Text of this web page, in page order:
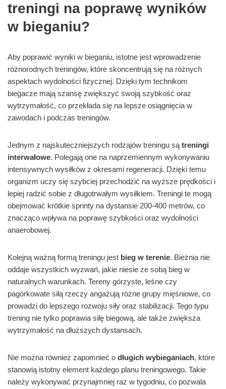
treningi na poprawę wyników
w bieganiu?
Aby poprawić wyniki w bieganiu, istotne jest wprowadzenie
różnorodnych treningów, które skoncentrują się na różnych
aspektach wydolności fizycznej. Dzięki tym technikom
biegacze mają szansę zwiększyć swoją szybkość oraz
wytrzymałość, co przekłada się na lepsze osiągnięcia w
zawodach i podczas treningów.
Jednym z najskuteczniejszych rodzajów treningu sątreningi
interwałowe. Polegają one na naprzemiennym wykonywaniu
intensywnych wysiłków z okresami regeneracji. Dzięki temu
organizm uczy się szybciej przechodzić na wyższe prędkości i
lepiej radzić sobie z długotrwałym wysiłkiem. Treningi te mogą
obejmować krótkie sprinty na dystansie 200-400 metrów, co
znacząco wpływa na poprawę szybkości oraz wydolności
anaerobowej.
Kolejną ważną formą treningu jest bieg w terenie. Bieżnia nie
oddaje wszystkich wyzwań, jakie niesie ze sobą bieg w
naturalnych warunkach. Tereny górzyste, leśne czy
pagórkowate siłą rzeczy angażują różne grupy mięśniowe, co
prowadzi do lepszego rozwoju siły oraz stabilizacji. Tego typu
trening nie tylko poprawia siłę biegową, ale także zwiększa
wytrzymałość na dłuższych dystansach.
Nie można również zapomnieć o długich wybieganiach, które
stanowią istotny element każdego planu treningowego. Takie
należy wykonywać przynajmniej raz w tygodniu, co pozwala